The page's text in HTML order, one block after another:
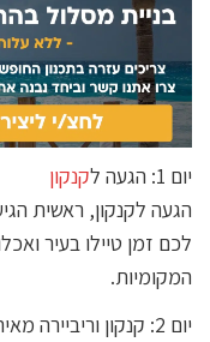
יום 1: הגעה ל
קנקון
הגעה לקנקון, ראשית
לכם זמן טיילו בעיר
המקומיות.
יום 2: קנקון וריביירה מאיה